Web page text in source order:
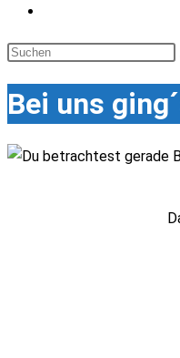
umschalten
Diese
durchsuchen
Bei uns